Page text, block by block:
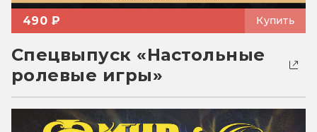
490 ₽ Купить
Спецвыпуск «Настольные
ролевые игры»